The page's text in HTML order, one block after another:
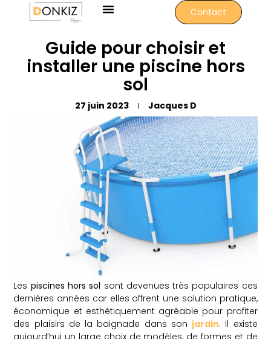
Contact
Guide pour choisir et
installer une piscine hors
sol
27 juin 2023 Jacques D
Les piscines hors sol sont devenues très populaires ces
dernières années car elles offrent une solution pratique,
économique et esthétiquement agréable pour profiter
des plaisirs de la baignade dans son jardin. Il existe